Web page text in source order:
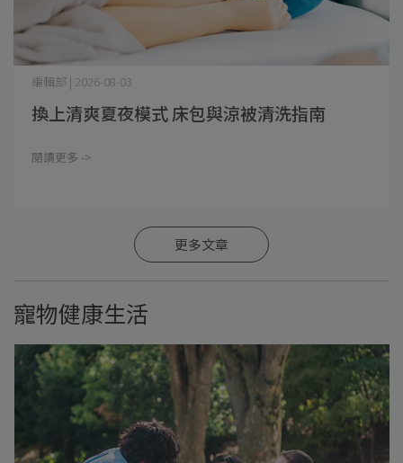
編輯部 | 2026-08-03
換上清爽夏夜模式 床包與涼被清洗指南
閱讀更多 ->
更多文章
寵物健康生活